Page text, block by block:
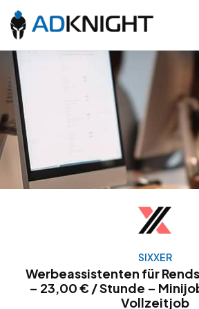
SIXXER
Werbeassistenten für
– 23,00 € / Stunde –
Vollzeitjob